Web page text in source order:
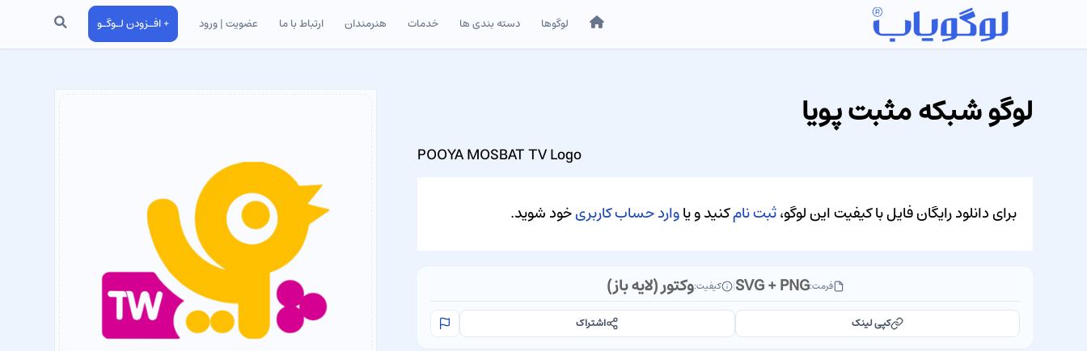
خانه لوگوها دسته بندی ها خدمات هنرمندان ارتباط با ما عضویت | ورود + افـزودن لـوگـو جستجو
لوگو شبکه مثبت پویا
POOYA MOSBAT TV Logo
برای دانلود رایگان فایل با کیفیت این لوگو،ثبت نامکنید و یاوارد حساب کاربریخود شوید.
فرمت:SVG + PNG
| کیفیت:وکتور (لایه باز)
کپی لینک اشتراک